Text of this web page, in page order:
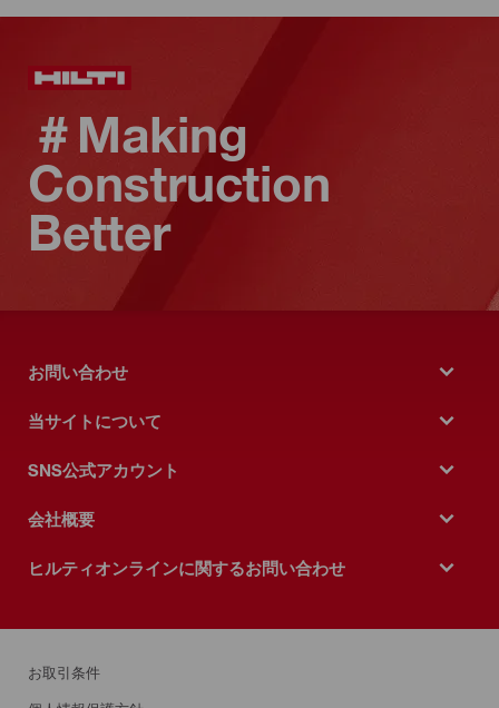
＃Making
Construction
Better
お問い合わせ
当サイトについて
SNS公式アカウント
会社概要
ヒルティオンラインに関するお問い合わせ
お取引条件